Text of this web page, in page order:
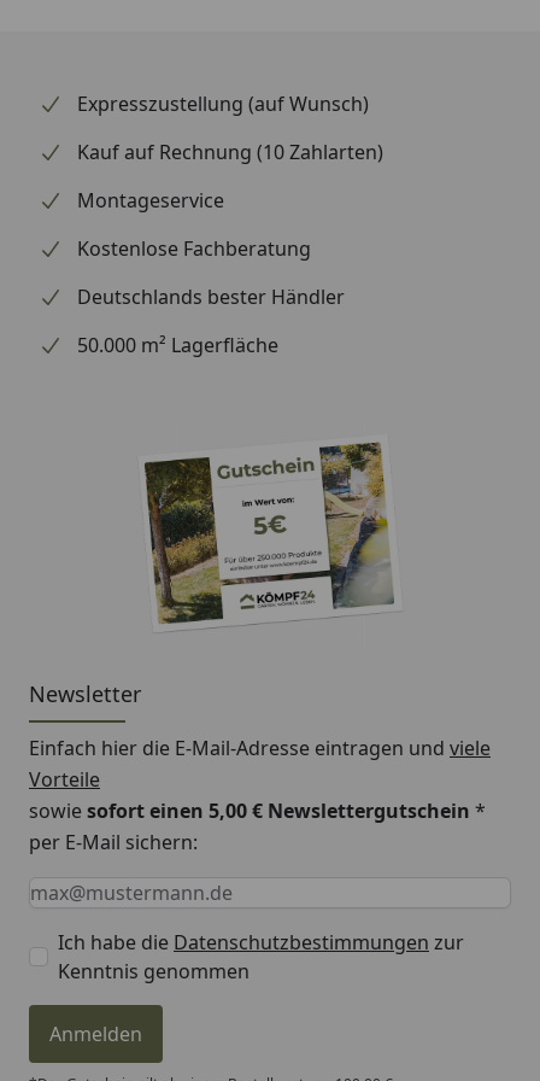
– Filterleistung bis 60 µm
– Vollautomatische Selbstreinigung (Trommelfilter
Modul)
Überwachung und Steuerung der Funktionen
– Werkzeuglose Entnahme einzelner Siebelemente
– Unvergleichbar leise
– Integrierte Qualitäts-Hochdruckpumpe zur
Spülung der Trommel
– Durchflussleistung bis 25 m³/h
– Anschlussmöglichkeiten an das Easy Garden
– Sicherheitsniveauschalter unterbindet
Blockierung durch Schmutzpartikel
– 2'' Eingänge mit Rückschlagklappe ermöglichen
Anschluss weiterer Pumpen
– Einzigartige Filterleistung mit innovativen
Kontrollfunktionen
– Schad- und Nährstoffabbau durch Filtermedien
(Moving Bed)
– Flexible Anpassung des Filtersystems an
verschiedene Anforderungen (Individual Modul)
– Einzigartiges Preis- Leistungsverhältnis
Expresszustellung (auf Wunsch)
Kauf auf Rechnung (10 Zahlarten)
Montageservice
Kostenlose Fachberatung
Deutschlands bester Händler
50.000 m² Lagerfläche
Newsletter
Einfach hier die E-Mail-Adresse eintragen und viele
Vorteile
sowiesofort einen 5,00 € Newslettergutschein *
per E-Mail sichern:
Keine Eingabe erforderlich
Eingabe erforderlich
E-Mail *
Ich habe die Datenschutzbestimmungen zur
Kenntnis genommen
Anmelden